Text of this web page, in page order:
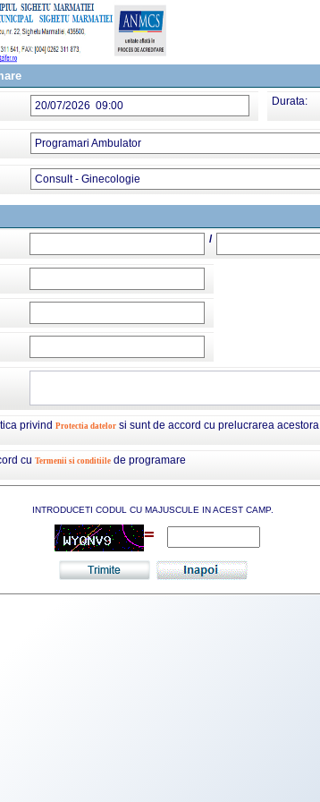
20/07/2026 09:00 Durata:
Programari Ambulator
Consult - Ginecologie
/
privind Protectia datelor si sunt de accord cu prelucrarea acestora
cu Termenii si conditiile de programare
INTRODUCETI CODUL CU MAJUSCULE IN ACEST CAMP.
=